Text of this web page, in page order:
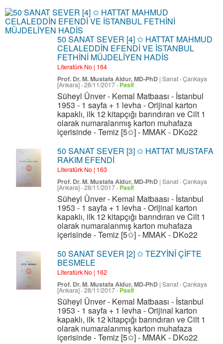
50 SANAT SEVER [4] ✩ HATTAT MAHMUD
CELALEDDİN EFENDİ VE İSTANBUL
FETHİNİ MÜJDELİYEN HADİS
Literatürk No | 164
Prof. Dr. M. Mustafa Aldur, MD-PhD | Sanat ·Çankaya
[Ankara] ·28/11/2017 · Pasif
Süheyl Ünver - Kemal Matbaası - İstanbul
1953 - 1 sayfa + 1 levha - Orijinal karton
kapaklı, ilk 12 kitapçığı barındıran ve Cilt 1
olarak numaralanmış karton muhafaza
içerisinde - Temiz [5✩] - MMAK - DKo22
50 SANAT SEVER [3] ✩ HATTAT MUSTAFA
RAKIM EFENDİ
Literatürk No | 163
Prof. Dr. M. Mustafa Aldur, MD-PhD | Sanat ·Çankaya
[Ankara] ·28/11/2017 · Pasif
Süheyl Ünver - Kemal Matbaası - İstanbul
1953 - 1 sayfa + 1 levha - Orijinal karton
kapaklı, ilk 12 kitapçığı barındıran ve Cilt 1
olarak numaralanmış karton muhafaza
içerisinde - Temiz [5✩] - MMAK - DKo22
50 SANAT SEVER [2] ✩ TEZYİNİ ÇİFTE
BESMELE
Literatürk No | 162
Prof. Dr. M. Mustafa Aldur, MD-PhD | Sanat ·Çankaya
[Ankara] ·28/11/2017 · Pasif
Süheyl Ünver - Kemal Matbaası - İstanbul
1953 - 1 sayfa + 1 levha - Orijinal karton
kapaklı, ilk 12 kitapçığı barındıran ve Cilt 1
olarak numaralanmış karton muhafaza
içerisinde - Temiz [5✩] - MMAK - DKo22